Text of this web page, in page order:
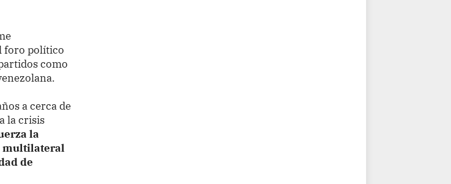
foro político
como
a cerca de
la crisis
la
multilateral
de